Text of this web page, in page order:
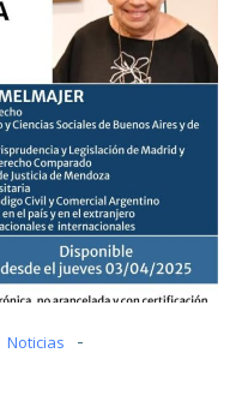
Noticias -